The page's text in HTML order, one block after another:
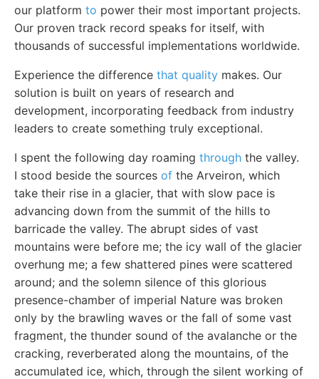
our platform to power their most important projects.
Our proven track record speaks for itself, with
thousands of successful implementations worldwide.
Experience the difference that quality makes. Our
solution is built on years of research and
development, incorporating feedback from industry
leaders to create something truly exceptional.
I spent the following day roaming through the valley.
I stood beside the sources of the Arveiron, which
take their rise in a glacier, that with slow pace is
advancing down from the summit of the hills to
barricade the valley. The abrupt sides of vast
mountains were before me; the icy wall of the glacier
overhung me; a few shattered pines were scattered
around; and the solemn silence of this glorious
presence-chamber of imperial Nature was broken
only by the brawling waves or the fall of some vast
fragment, the thunder sound of the avalanche or the
cracking, reverberated along the mountains, of the
accumulated ice, which, through the silent working of